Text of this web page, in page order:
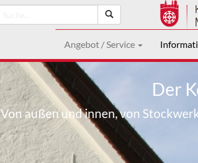
Angebot / Service
Der
Von außen und innen, von